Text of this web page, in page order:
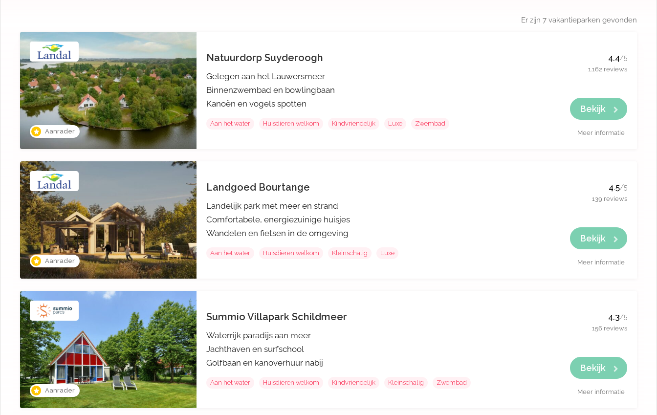
Er zijn 7 vakantieparken gevonden
Aanrader
Natuurdorp Suyderoogh 4.4/5
1.162 reviews
Gelegen aan het Lauwersmeer
Binnenzwembad en bowlingbaan
Kanoën en vogels spotten
Aan het water Huisdieren welkom Kindvriendelijk Luxe Zwembad
Bekijk
Meer informatie
Aanrader
Landgoed Bourtange 4.5/5
139 reviews
Landelijk park met meer en strand
Comfortabele, energiezuinige huisjes
Wandelen en fietsen in de omgeving
Aan het water Huisdieren welkom Kleinschalig Luxe
Bekijk
Meer informatie
Aanrader
Summio Villapark Schildmeer 4.3/5
156 reviews
Waterrijk paradijs aan meer
Jachthaven en surfschool
Golfbaan en kanoverhuur nabij
Aan het water Huisdieren welkom Kindvriendelijk Kleinschalig Zwembad
Bekijk
Meer informatie